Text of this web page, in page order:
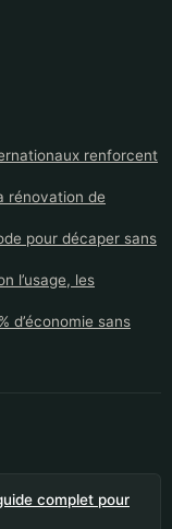
renforcent
rénovation de
pour décaper sans
l’usage, les
d’économie sans
complet pour